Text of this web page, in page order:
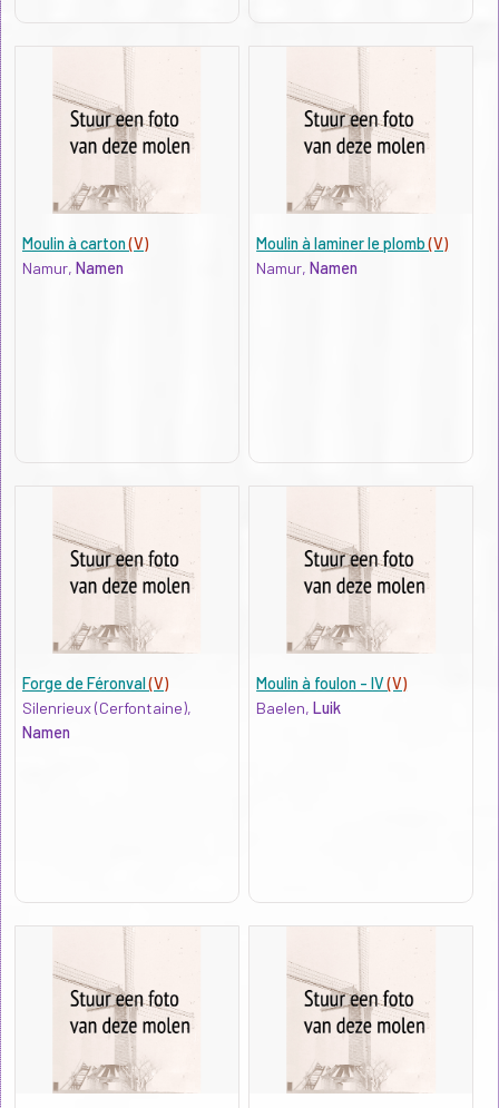
Moulin à carton(V)
Namur, Namen
Moulin à laminer le plomb(V)
Namur,Namen
Forge de Féronval(V)
Silenrieux (Cerfontaine),
Namen
Moulin à foulon - IV(V)
Baelen,Luik